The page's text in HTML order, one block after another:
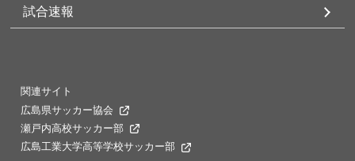
試合速報
関連サイト
広島県サッカー協会
瀬戸内高校サッカー部
広島工業大学高等学校サッカー部